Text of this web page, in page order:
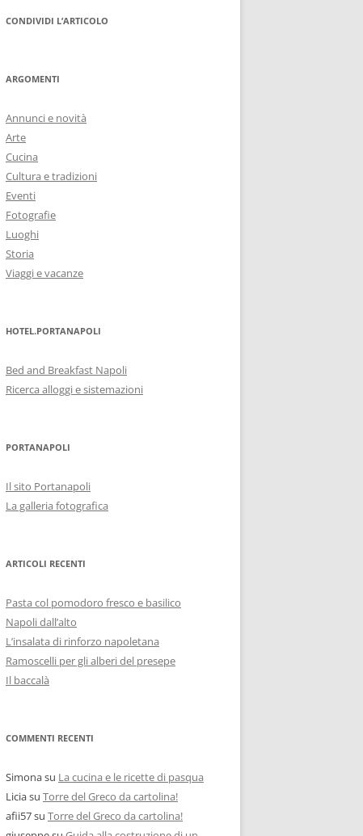
CONDIVIDI L’ARTICOLO
ARGOMENTI
Annunci e novità
Arte
Cucina
Cultura e tradizioni
Eventi
Fotografie
Luoghi
Storia
Viaggi e vacanze
HOTEL.PORTANAPOLI
Bed and Breakfast Napoli
Ricerca alloggi e sistemazioni
PORTANAPOLI
Il sito Portanapoli
La galleria fotografica
ARTICOLI RECENTI
Pasta col pomodoro fresco e basilico
Napoli dall’alto
L’insalata di rinforzo napoletana
Ramoscelli per gli alberi del presepe
Il baccalà
COMMENTI RECENTI
Simonasu La cucina e le ricette di pasqua
Liciasu Torre del Greco da cartolina!
afii57su Torre del Greco da cartolina!